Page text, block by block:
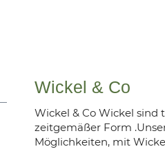
Wickel & Co
Wickel & Co Wickel
zeitgemäßer Form
Möglichkeiten, mit